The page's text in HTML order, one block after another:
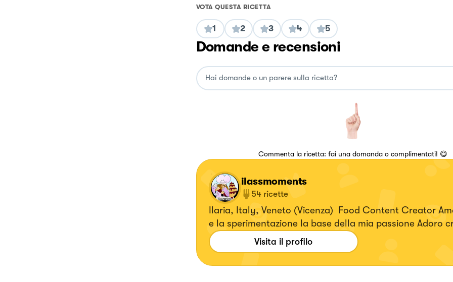
VOTA QUESTA RICETTA
1 2 3 4 5
Domande e recensioni
Commenta la ricetta: fai una domanda o complimentati! 😋
ilassmoments
54 ricette
Ilaria, Italy, Veneto (Vicenza) Food Content Creator
e la sperimentazione la base della mia passione Adoro
ricette gustose,saporite,facili e originali. Seguimi anche
Instagram @ilassmoments
Visita il profilo